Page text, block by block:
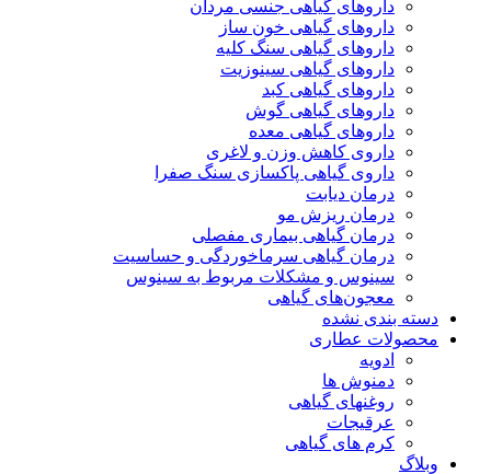
داروهای گیاهی جنسی مردان
داروهای گیاهی خون ساز
داروهای گیاهی سنگ کلیه
داروهای گیاهی سینوزیت
داروهای گیاهی کبد
داروهای گیاهی گوش
داروهای گیاهی معده
داروی کاهش وزن و لاغری
داروی گیاهی پاکسازی سنگ صفرا
درمان دیابت
درمان ریزش مو
درمان گیاهی بیماری مفصلی
درمان گیاهی سرماخوردگی و حساسیت
سینوس و مشکلات مربوط به سینوس
معجون‌های گیاهی
دسته بندی نشده
محصولات عطاری
ادویه
دمنوش ها
روغنهای گیاهی
عرقیجات
کرم های گیاهی
وبلاگ